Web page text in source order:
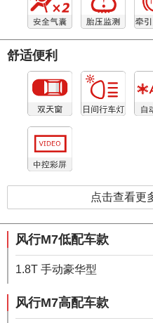
舒适便利
点击查看更
风行M7低配车款
1.8T 手动豪华型
风行M7高配车款